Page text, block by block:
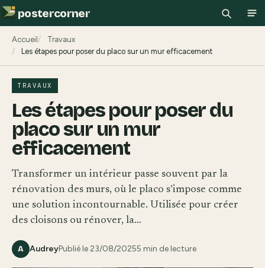
postercorner
Accueil
Travaux
Les étapes pour poser du placo sur un mur efficacement
TRAVAUX
Les étapes pour poser du
placo sur un mur
efficacement
Transformer un intérieur passe souvent par la
rénovation des murs, où le placo s’impose comme
une solution incontournable. Utilisée pour créer
des cloisons ou rénover, la…
A AudreyPublié le 23/08/20255 min de lecture